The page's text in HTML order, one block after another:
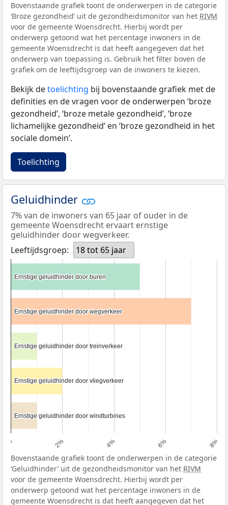
Bovenstaande grafiek toont de onderwerpen in de categorie
‘Broze gezondheid’ uit de gezondheidsmonitor van het RIVM
voor de gemeente Woensdrecht. Hierbij wordt per
onderwerp getoond wat het percentage inwoners in de
gemeente Woensdrecht is dat heeft aangegeven dat het
onderwerp van toepassing is. Gebruik het filter boven de
grafiek om de leeftijdsgroep van de inwoners te kiezen.
Bekijk detoelichting bij bovenstaande grafiek met de
definities en de vragen voor de onderwerpen ‘broze
gezondheid’, ‘broze metale gezondheid’, ‘broze
lichamelijke gezondheid’ en ‘broze gezondheid in het
sociale domein’.
Toelichting
Geluidhinder
7% van de inwoners van 65 jaar of ouder in de
gemeente Woensdrecht ervaart ernstige
geluidhinder door wegverkeer.
Leeftijdsgroep:
18 tot 65 jaar
0% 2% 4% 6% 8%
Ernstige geluidhinder door buren
Ernstige geluidhinder door buren
Ernstige geluidhinder door wegverkeer
Ernstige geluidhinder door wegverkeer
Ernstige geluidhinder door treinverkeer
Ernstige geluidhinder door treinverkeer
Ernstige geluidhinder door vliegverkeer
Ernstige geluidhinder door vliegverkeer
Ernstige geluidhinder door windturbines
Ernstige geluidhinder door windturbines
Bovenstaande grafiek toont de onderwerpen in de categorie
‘Geluidhinder’ uit de gezondheidsmonitor van het RIVM
voor de gemeente Woensdrecht. Hierbij wordt per
onderwerp getoond wat het percentage inwoners in de
gemeente Woensdrecht is dat heeft aangegeven dat het